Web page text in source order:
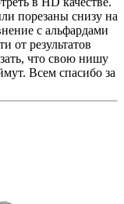
порезаны снизу на
с альфардами
от результатов
что свою нишу
Всем спасибо за